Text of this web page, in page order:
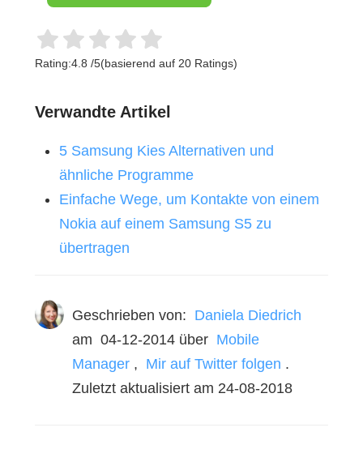
Rating:4.8 /5(basierend auf 20Ratings)
Verwandte Artikel
5 Samsung Kies Alternativen und
ähnliche Programme
Einfache Wege, um Kontakte von einem
Nokia auf einem Samsung S5 zu
übertragen
Geschrieben von: Daniela Diedrich
am 04-12-2014über Mobile
Manager , Mir auf Twitter folgen .
Zuletzt aktualisiert am 24-08-2018